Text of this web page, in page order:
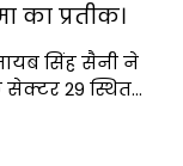
का प्रतीक।
सिंह सैनी ने
29 स्थित…